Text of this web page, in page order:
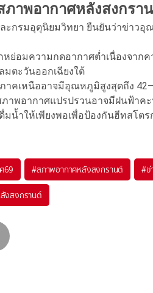
ภาพอากาศหลังสงกรา
ะกรมอุตุนิยมวิทยา ยืนยันว่าข่าวอุ
กหย่อมความกดอากาศต่ำเนื่องจา
มตะวันออกเฉียงใต้
าคเหนืออาจมีอุณหภูมิสูงสุดถึง
ภาพอากาศแปรปรวนอาจมีฝนฟ้าค
มน้ำให้เพียงพอเพื่อป้องกันฮีทสโตร
69 #สภาพอากาศหลังสงกรานต์ #
งสงกรานต์